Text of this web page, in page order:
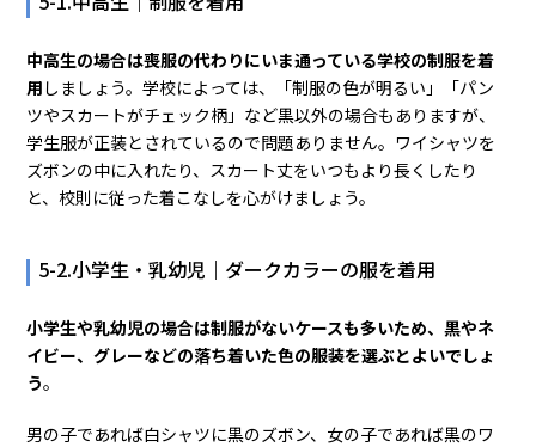
中高生の場合は喪服の代わりにいま通っている学校の制服を着
用 しましょう。学校によっては、「制服の色が明るい」「パン
ツやスカートがチェック柄」など黒以外の場合もありますが、
学生服が正装とされているので問題ありません。ワイシャツを
ズボンの中に入れたり、スカート丈をいつもより長くしたり
と、校則に従った着こなしを心がけましょう。
5-2.小学生・乳幼児｜ダークカラーの服を着用
小学生や乳幼児の場合は制服がないケースも多いため、黒やネ
イビー、グレーなどの落ち着いた色の服装を選ぶとよいでしょ
う。
男の子であれば白シャツに黒のズボン、女の子であれば黒のワ